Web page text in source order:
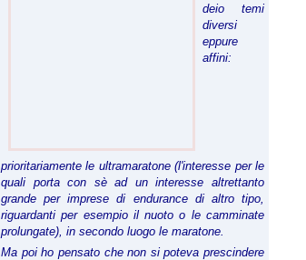
deio temi
diversi
eppure
affini:
prioritariamente le ultramaratone (l'interesse per le
quali porta con sè ad un interesse altrettanto
grande per imprese di endurance di altro tipo,
riguardanti per esempio il nuoto o le camminate
prolungate), in secondo luogo le maratone.
Ma poi ho pensato che non si poteva prescindere